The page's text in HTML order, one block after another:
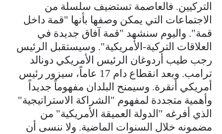
التركيين. فالعاصمة تستضيف سلسلة من
الاجتماعات التي يمكن وصفها بأنها "قمة داخل
قمة". واليوم سنشهد "قمة آفاق جديدة في
العلاقات التركية-الأمريكية". وسيستقبل الرئيس
رجب طيب أردوغان الرئيس الأمريكي دونالد
ترامب. وبعد انقطاع دام 17 عاماً، سيزور رئيس
أمريكي أنقرة. وسيمنح البلدان مفهوماً جديداً
وأهمية متجددة لمفهوم "الشراكة الاستراتيجية"
الذي أفرغه "الدولة العميقة الأمريكية" من
مضمونه خلال السنوات الماضية. ولا ننسى أن